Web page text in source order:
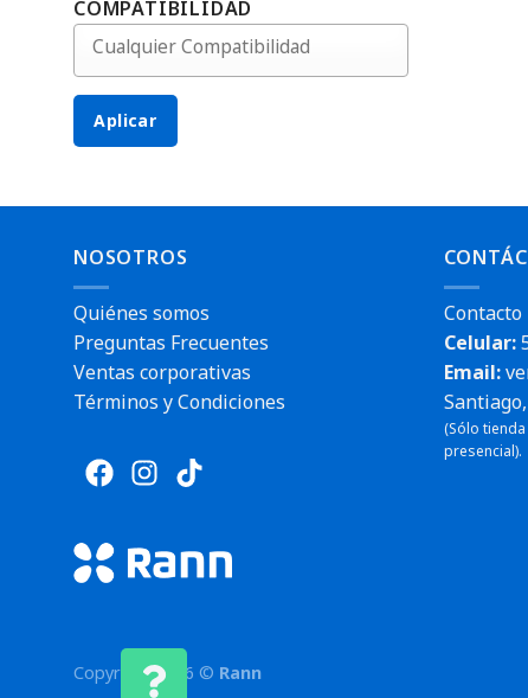
COMPATIBILIDAD
Aplicar
NOSOTROS
Quiénes somos
Preguntas Frecuentes
Ventas corporativas
Términos y Condiciones
Contacto
Celular:
Email:
(Sólo
presencial).
Copyright 2026 © Rann